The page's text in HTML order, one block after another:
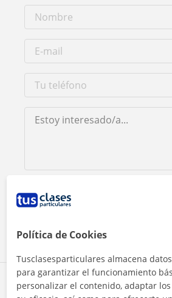
Comparte a este profesor
Política de Cookies
Tusclasesparticulares almacena
para garantizar el funcionamiento
personalizar el contenido, adaptar